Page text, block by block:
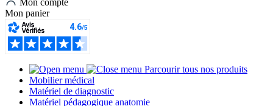
Mon compte
Mon panier
Parcourir tous nos produits
Mobilier médical
Matériel de diagnostic
Matériel pédagogique anatomie